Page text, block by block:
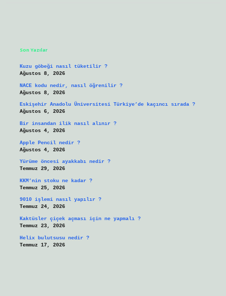
Son Yazılar
Kuzu göbeği nasıl tüketilir ?
Ağustos 8, 2026
NACE kodu nedir, nasıl öğrenilir ?
Ağustos 8, 2026
Eskişehir Anadolu Üniversitesi Türkiye’de kaçıncı sırada ?
Ağustos 6, 2026
Bir insandan ilik nasıl alınır ?
Ağustos 4, 2026
Apple Pencil nedir ?
Ağustos 4, 2026
Yürüme öncesi ayakkabı nedir ?
Temmuz 29, 2026
KKM’nin stoku ne kadar ?
Temmuz 25, 2026
9010 işlemi nasıl yapılır ?
Temmuz 24, 2026
Kaktüsler çiçek açması için ne yapmalı ?
Temmuz 23, 2026
Helix bulutsusu nedir ?
Temmuz 17, 2026